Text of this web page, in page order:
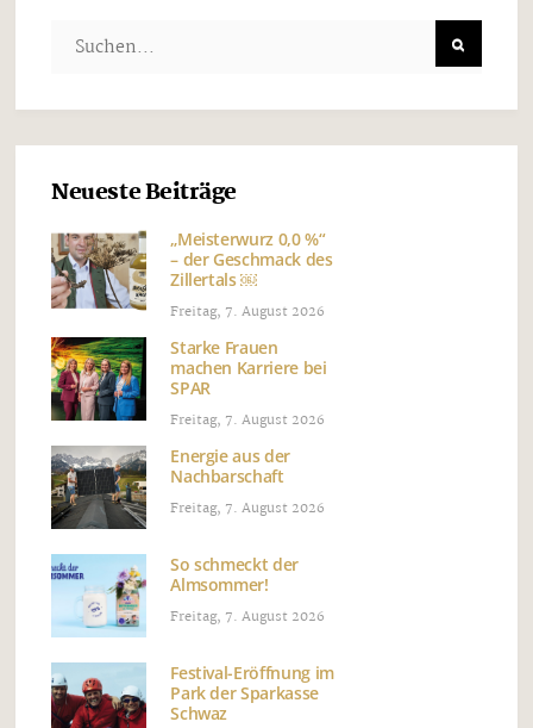
Neueste Beiträge
„Meisterwurz 0,0 %“
– der Geschmack des
Zillertals ￼
Freitag, 7. August 2026
Starke Frauen
machen Karriere bei
SPAR
Freitag, 7. August 2026
Energie aus der
Nachbarschaft
Freitag, 7. August 2026
So schmeckt der
Almsommer!
Freitag, 7. August 2026
Festival-Eröffnung im
Park der Sparkasse
Schwaz